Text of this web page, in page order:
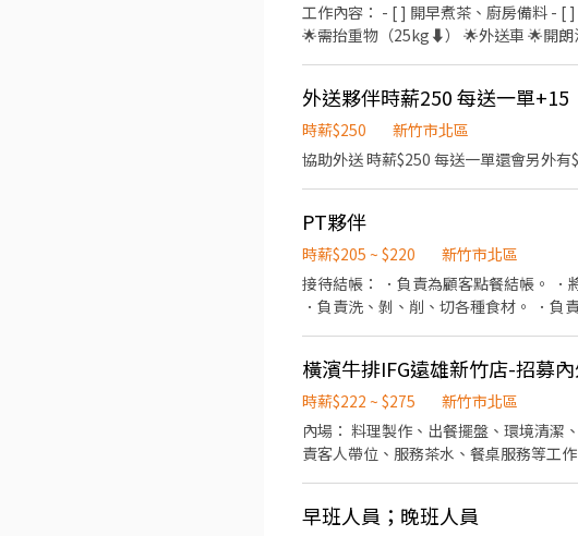
工作內容： - [ ] 開早煮茶、廚房備料 - [ ] 維護環境衛生及設備整潔 - [ ] 店長交代事項 - [ ] 外送飲料 - [ ] 調製飲料及櫃檯出餐點餐
🌟需抬重物（25kg⬇️） 🌟外送車 🌟開朗活潑個性佳 上手獨立後調升薪水。 可配合長期或轉正～ ❌
外送夥伴時薪250 每送一單+15
時薪$250
新竹市北區
PT夥伴
時薪$205 ~ $220
新竹市北區
接待結帳： ．負責為顧客點餐結帳。 ．將菜單遞給顧客、解決顧客提出之疑問，並給予建議。 餐飲內場： 飲料調製、餐點製作
．負責洗、剝、削、切各種食材。 ．負責清理工作環境、設備和餐具。 ．準備不同餐點所需要的食材。 ．負責打包外帶、外送
橫濱牛排IFG遠雄新竹店-招募
時薪$222 ~ $275
新竹市北區
內場： 料理製作、出餐擺盤、環境清潔、備料、協助外場補自助吧食材
責客人帶位、服務茶水、餐桌服務等工
早班人員；晚班人員